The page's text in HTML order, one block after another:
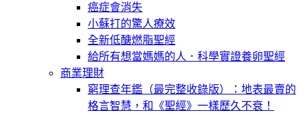
癌症會消失
小蘇打的驚人療效
全新低醣燃脂聖經
給所有想當媽媽的人．科學實證養卵聖經
商業理財
窮理查年鑑（最完整收錄版）：地表最賣的
格言智慧，和《聖經》一樣歷久不衰！